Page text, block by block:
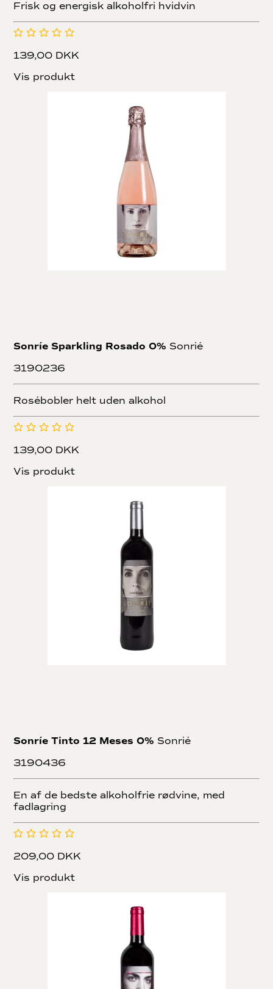
Frisk og energisk alkoholfri hvidvin
139,00 DKK
Vis produkt
Sonríe Sparkling Rosado 0% Sonrié
3190236
Rosébobler helt uden alkohol
139,00 DKK
Vis produkt
Sonríe Tinto 12 Meses 0% Sonrié
3190436
En af de bedste alkoholfrie rødvine, med
fadlagring
209,00 DKK
Vis produkt